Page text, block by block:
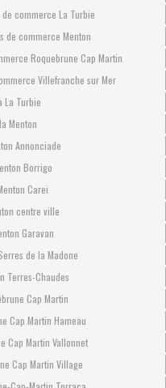
commerce La Turbie
de commerce Menton
Roquebrune Cap Martin
Villefranche sur Mer
La Turbie
Menton
Annonciade
Borrigo
Carei
centre ville
Garavan
de la Madone
Terres-Chaudes
Cap Martin
Cap Martin Hameau
Cap Martin Vallonnet
Cap Martin Village